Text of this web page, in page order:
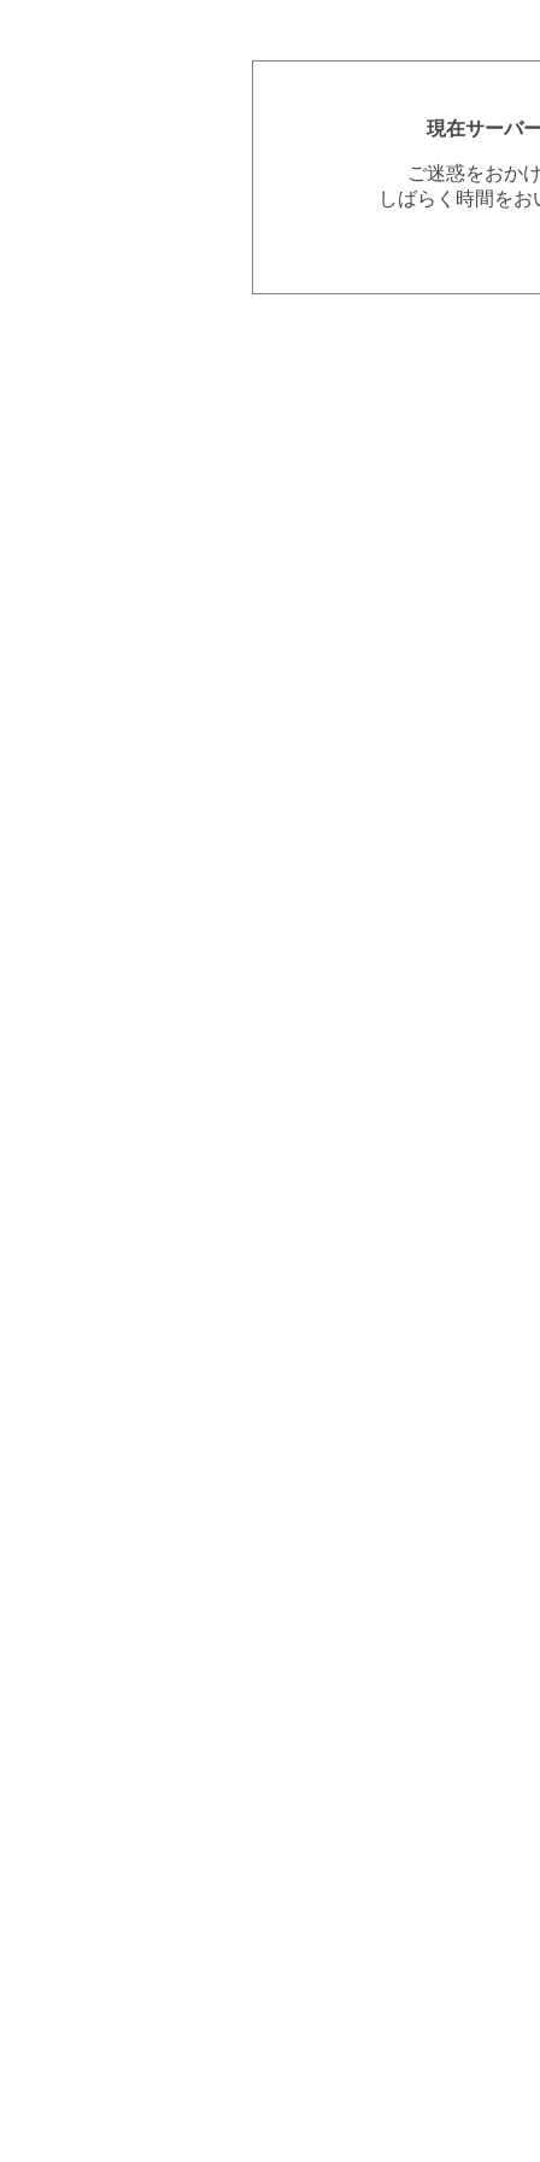
現在サーバ
ご迷惑をおか
しばらく時間を